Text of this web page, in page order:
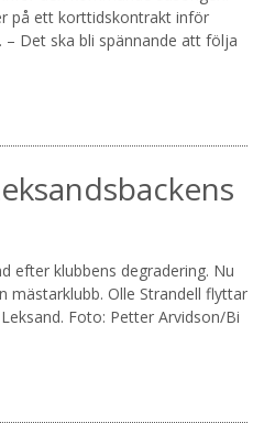
på ett korttidskontrakt inför
– Det ska bli spännande att följa
efter klubbens degradering. Nu
mästarklubb. Olle Strandell flyttar
Foto: Petter Arvidson/Bi